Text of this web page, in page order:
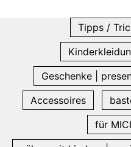
Tipps /
Geschenke |
Accessoires
für